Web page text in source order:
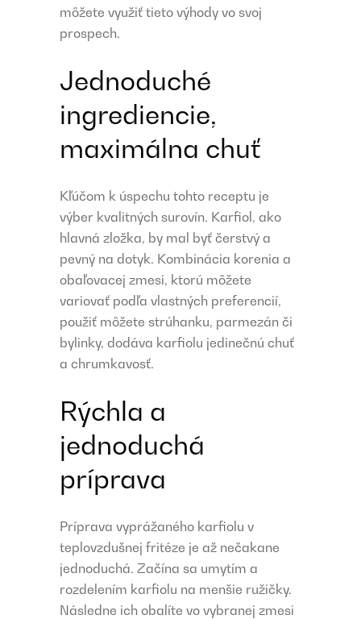
môžete využiť tieto výhody vo svoj
prospech.
Jednoduché
ingrediencie,
maximálna chuť
Kľúčom k úspechu tohto receptu je
výber kvalitných surovín. Karfiol, ako
hlavná zložka, by mal byť čerstvý a
pevný na dotyk. Kombinácia korenia a
obaľovacej zmesi, ktorú môžete
variovať podľa vlastných preferencií,
použiť môžete strúhanku, parmezán či
bylinky, dodáva karfiolu jedinečnú chuť
a chrumkavosť.
Rýchla a
jednoduchá
príprava
Príprava vyprážaného karfiolu v
teplovzdušnej fritéze je až nečakane
jednoduchá. Začína sa umytím a
rozdelením karfiolu na menšie ružičky.
Následne ich obalíte vo vybranej zmesi